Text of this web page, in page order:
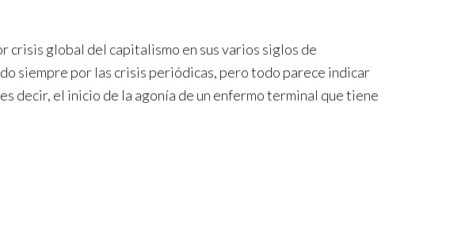
crisis global del capitalismo en sus varios siglos de
siempre por las crisis periódicas, pero todo parece indicar
decir, el inicio de la agonía de un enfermo terminal que tiene